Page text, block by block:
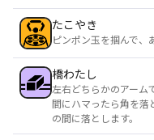
たこやき
ピンポン玉を掴んで、
橋わたし
左右どちらかのアーム
間にハマったら角を落
の間に落とします。